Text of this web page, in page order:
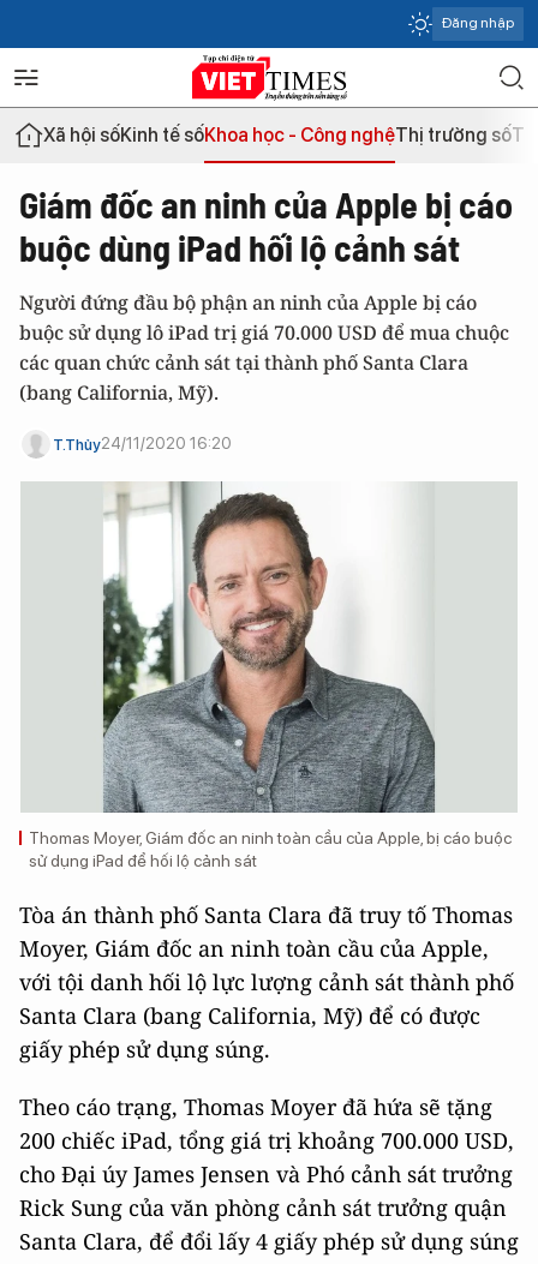
Đăng nhập
Xã hội sốKinh tế sốKhoa học - Công nghệThị trường số
Giám đốc an ninh của Apple bị cáo
buộc dùng iPad hối lộ cảnh sát
Người đứng đầu bộ phận an ninh của Apple bị cáo
buộc sử dụng lô iPad trị giá 70.000 USD để mua chuộc
các quan chức cảnh sát tại thành phố Santa Clara
(bang California, Mỹ).
T.Thủy24/11/2020 16:20
Thomas Moyer, Giám đốc an ninh toàn cầu của Apple, bị cáo buộc
sử dụng iPad để hối lộ cảnh sát
Tòa án thành phố Santa Clara đã truy tố Thomas
Moyer, Giám đốc an ninh toàn cầu của Apple,
với tội danh hối lộ lực lượng cảnh sát thành phố
Santa Clara (bang California, Mỹ) để có được
giấy phép sử dụng súng.
Theo cáo trạng, Thomas Moyer đã hứa sẽ tặng
200 chiếc iPad, tổng giá trị khoảng 700.000 USD,
cho Đại úy James Jensen và Phó cảnh sát trưởng
Rick Sung của văn phòng cảnh sát trưởng quận
Santa Clara, để đổi lấy 4 giấy phép sử dụng súng